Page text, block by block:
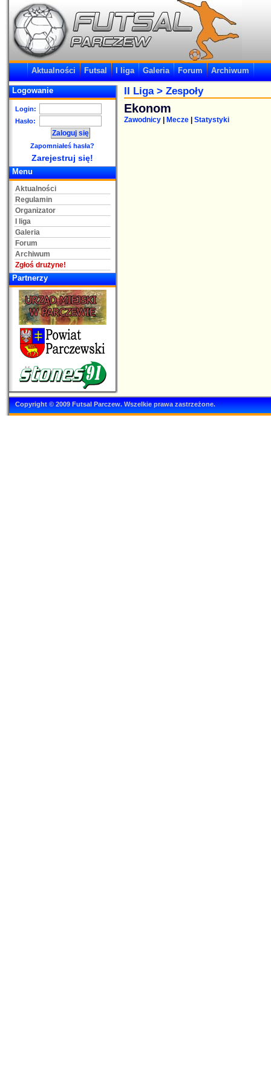
Aktualności Futsal I liga Galeria Forum Archiwum
Logowanie
Login:
Hasło:
Zapomniałeś hasła?
Zarejestruj się!
Menu
Aktualności
Regulamin
Organizator
I liga
Galeria
Forum
Archiwum
Zgłoś drużyne!
Partnerzy
II Liga> Zespoły
Ekonom
Zawodnicy Mecze Statystyki
Copyright © 2009 Futsal Parczew. Wszelkie prawa zastrzeżone.